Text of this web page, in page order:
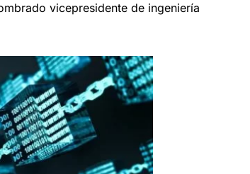
vicepresidente de ingeniería